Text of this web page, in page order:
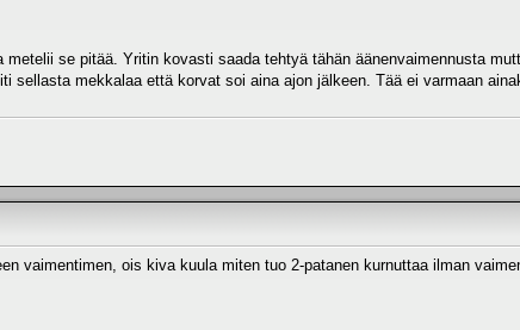
se pitää. Yritin kovasti saada tehtyä tähän äänenvaimennusta
sellasta mekkalaa että korvat soi aina ajon jälkeen. Tää ei varmaan
vaimentimen, ois kiva kuula miten tuo 2-patanen kurnuttaa ilman